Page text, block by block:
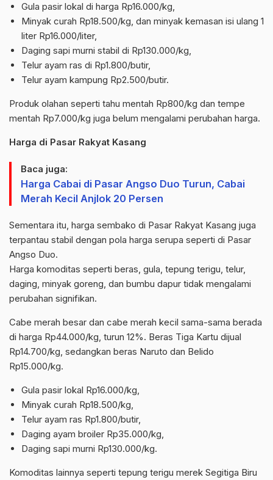
Gula pasir lokal di harga Rp16.000/kg,
Minyak curah Rp18.500/kg, dan minyak kemasan isi ulang 1
liter Rp16.000/liter,
Daging sapi murni stabil di Rp130.000/kg,
Telur ayam ras di Rp1.800/butir,
Telur ayam kampung Rp2.500/butir.
Produk olahan seperti tahu mentah Rp800/kg dan tempe
mentah Rp7.000/kg juga belum mengalami perubahan harga.
Harga di Pasar Rakyat Kasang
Baca juga:
Harga Cabai di Pasar Angso Duo Turun, Cabai
Merah Kecil Anjlok 20 Persen
Sementara itu, harga sembako di Pasar Rakyat Kasang juga
terpantau stabil dengan pola harga serupa seperti di Pasar
Angso Duo.
Harga komoditas seperti beras, gula, tepung terigu, telur,
daging, minyak goreng, dan bumbu dapur tidak mengalami
perubahan signifikan.
Cabe merah besar dan cabe merah kecil sama-sama berada
di harga Rp44.000/kg, turun 12%. Beras Tiga Kartu dijual
Rp14.700/kg, sedangkan beras Naruto dan Belido
Rp15.000/kg.
Gula pasir lokal Rp16.000/kg,
Minyak curah Rp18.500/kg,
Telur ayam ras Rp1.800/butir,
Daging ayam broiler Rp35.000/kg,
Daging sapi murni Rp130.000/kg.
Komoditas lainnya seperti tepung terigu merek Segitiga Biru